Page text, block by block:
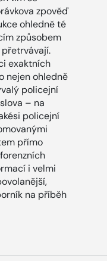
zpověď
ohledně té
způsobem
exaktních
nejen ohledně
policejní
– na
policejní
přímo
i velmi
na příběh